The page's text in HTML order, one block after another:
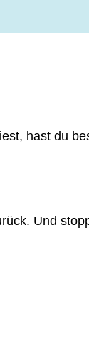
hast du
Und